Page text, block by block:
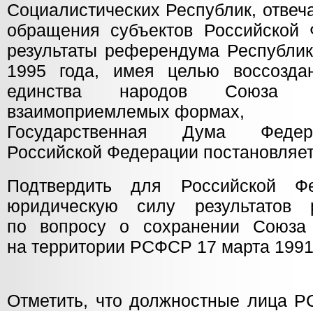
Социалистических Республик,
обращения субъектов Российской
результаты референдума
1995 года, имея целью
единства народов
взаимоприемлемых формах,
Государственная Дума
Российской Федерации
Подтвердить для Российской
юридическую силу
по вопросу о сохранении Союза
на территории РСФСР 17 марта
Отметить, что должностные лица